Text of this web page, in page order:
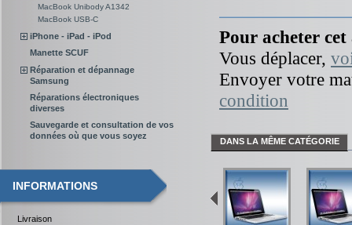
MacBook Unibody A1342
MacBook USB-C
iPhone - iPad - iPod
Manette SCUF
Réparation et dépannage
Samsung
Réparations électroniques
diverses
Sauvegarde et consultation de vos
données où que vous soyez
INFORMATIONS
Livraison
Pour acheter cet
Vous déplacer,
Envoyer votre
condition
DANS LA MÊME CATÉGORIE